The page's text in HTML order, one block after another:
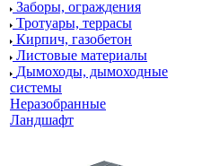
Заборы, ограждения
Тротуары, террасы
Кирпич, газобетон
Листовые материалы
Дымоходы, дымоходные
системы
Неразобранные
Ландшафт